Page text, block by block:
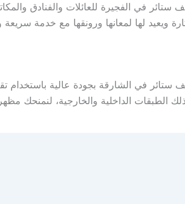
في الفجيرة للعائلات والفنادق
ويعيد لها لمعانها ورونقها مع خدمة
في الشارقة بجودة عالية باستخدام
الداخلية والخارجية، لنمنحك